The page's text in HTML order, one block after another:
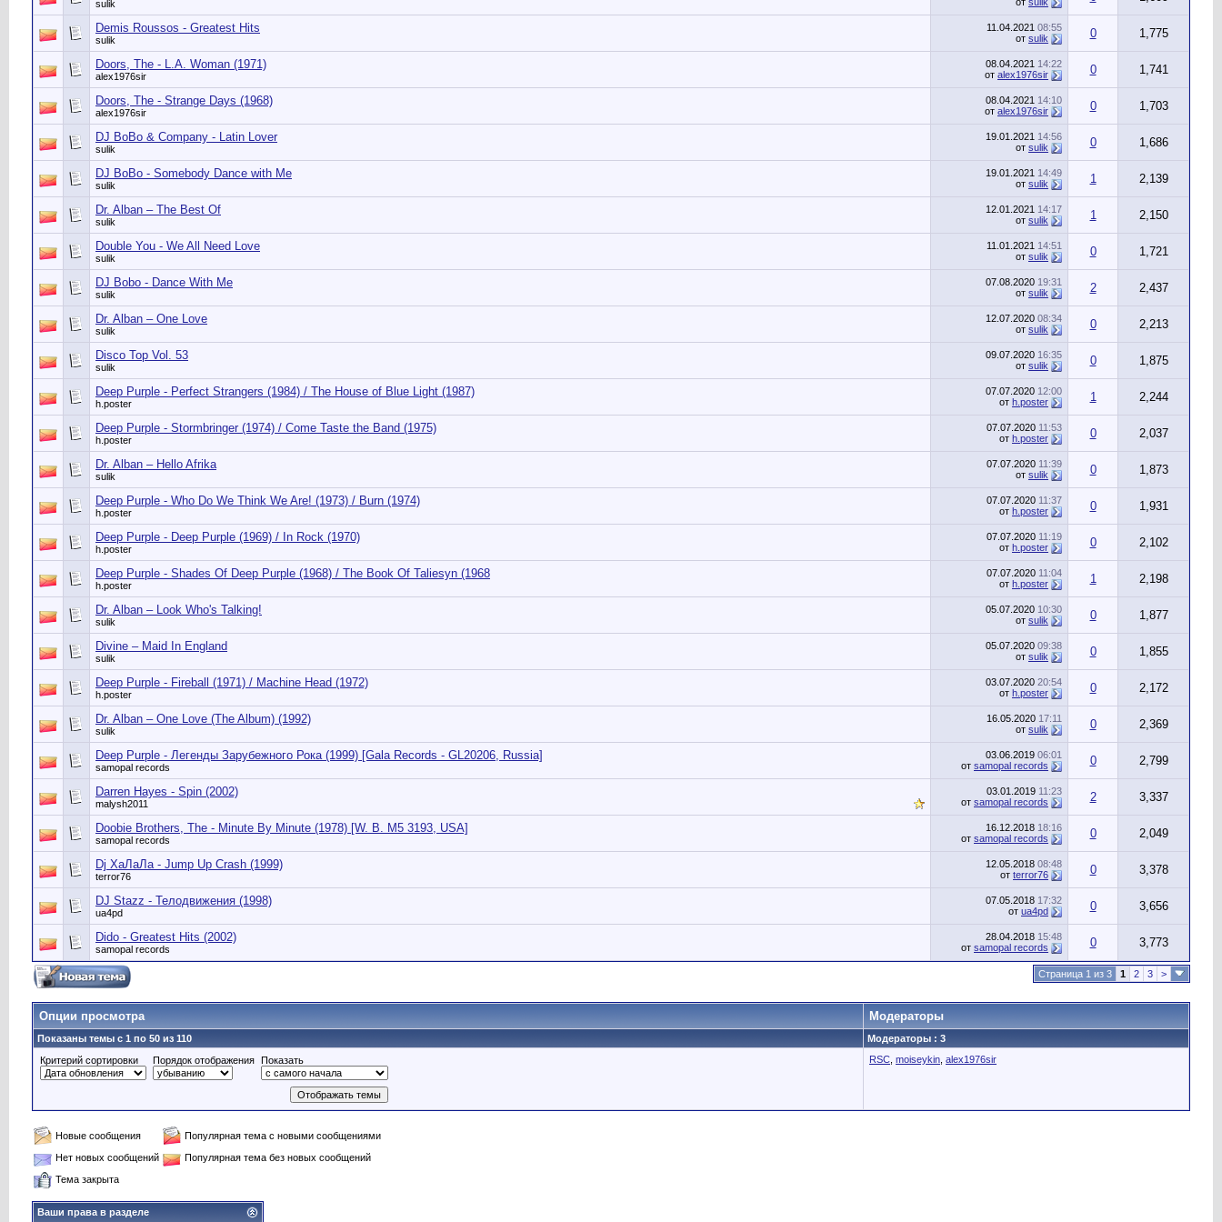
sulik
Demis Roussos - Greatest Hits
sulik
11.04.2021 08:55
от sulik 0 1,775
Doors, The - L.A. Woman (1971)
alex1976sir
08.04.2021 14:22
от alex1976sir 0 1,741
Doors, The - Strange Days (1968)
alex1976sir
08.04.2021 14:10
от alex1976sir 0 1,703
DJ BoBo & Company - Latin Lover
sulik
19.01.2021 14:56
от sulik 0 1,686
DJ BoBo - Somebody Dance with Me
sulik
19.01.2021 14:49
от sulik 1 2,139
Dr. Alban ‎– The Best Of
sulik
12.01.2021 14:17
от sulik 1 2,150
Double You - We All Need Love
sulik
11.01.2021 14:51
от sulik 0 1,721
DJ Bobo - Dance With Me
sulik
07.08.2020 19:31
от sulik 2 2,437
Dr. Alban ‎– One Love
sulik
12.07.2020 08:34
от sulik 0 2,213
Disco Top Vol. 53
sulik
09.07.2020 16:35
от sulik 0 1,875
Deep Purple - Perfect Strangers (1984) / The House of Blue Light (1987)
h.poster
07.07.2020 12:00
от h.poster 1 2,244
Deep Purple - Stormbringer (1974) / Come Taste the Band (1975)
h.poster
07.07.2020 11:53
от h.poster 0 2,037
Dr. Alban ‎– Hello Afrika
sulik
07.07.2020 11:39
от sulik 0 1,873
Deep Purple - Who Do We Think We Are! (1973) / Burn (1974)
h.poster
07.07.2020 11:37
от h.poster 0 1,931
Deep Purple - Deep Purple (1969) / In Rock (1970)
h.poster
07.07.2020 11:19
от h.poster 0 2,102
Deep Purple - Shades Of Deep Purple (1968) / The Book Of Taliesyn (1968
h.poster
07.07.2020 11:04
от h.poster 1 2,198
Dr. Alban ‎– Look Who's Talking!
sulik
05.07.2020 10:30
от sulik 0 1,877
Divine ‎– Maid In England
sulik
05.07.2020 09:38
от sulik 0 1,855
Deep Purple - Fireball (1971) / Machine Head (1972)
h.poster
03.07.2020 20:54
от h.poster 0 2,172
Dr. Alban ‎– One Love (The Album) (1992)
sulik
16.05.2020 17:11
от sulik 0 2,369
Deep Purple - Легенды Зарубежного Рока (1999) [Gala Records - GL20206, Russia]
samopal records
03.06.2019 06:01
от samopal records 0 2,799
Darren Hayes - Spin (2002)
malysh2011
03.01.2019 11:23
от samopal records 2 3,337
Doobie Brothers, The - Minute By Minute (1978) [W. B. M5 3193, USA]
samopal records
16.12.2018 18:16
от samopal records 0 2,049
Dj ХаЛаЛа - Jump Up Crash (1999)
terror76
12.05.2018 08:48
от terror76 0 3,378
DJ Stazz - Телодвижения (1998)
ua4pd
07.05.2018 17:32
от ua4pd 0 3,656
Dido - Greatest Hits (2002)
samopal records
28.04.2018 15:48
от samopal records 0 3,773
Страница 1 из 3 1 2 3 >
Опции просмотра Модераторы
Показаны темы с 1 по 50 из 110
Модераторы : 3
Критерий сортировки
Порядок отображения Показать RSC moiseykin alex1976sir
Новые сообщения
Популярная тема с новыми сообщениями
Нет новых сообщений
Популярная тема без новых сообщений
Тема закрыта
Ваши права в разделе